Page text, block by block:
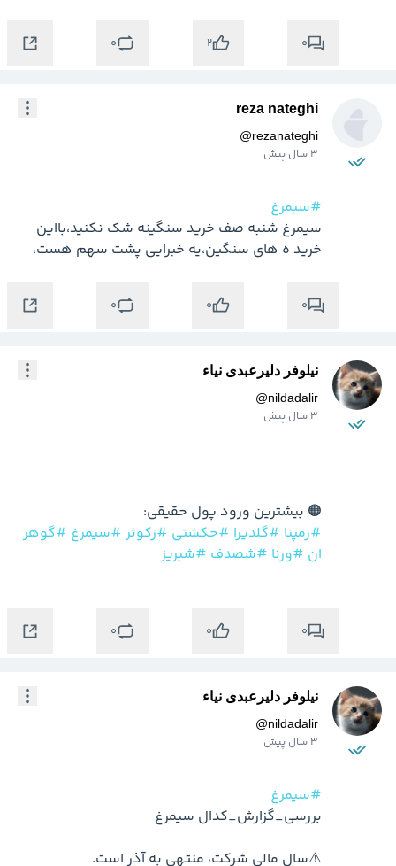
0
2
0
reza nateghi
@rezanateghi
3 سال پیش
#سیمرغ
خرید ه های سنگین،یه خبرایی پشت سهم هست،
0
0
0
نیلوفر دلیرعبدی نیاء
@nildadalir
3 سال پیش
🟠 بیشترین ورود پول حقیقی:
#رمپنا #گلدیرا #حکشتی #زکوثر #سیمرغ #گوهر
ان #ورنا #شصدف #شبریز
0
0
0
نیلوفر دلیرعبدی نیاء
@nildadalir
3 سال پیش
#سیمرغ